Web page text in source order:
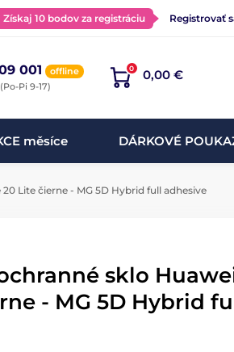
Získaj 10 bodov za registráciu Registrovať
001 offline
(Po-Pi 9-17)
0 0,00 €
měsíce DÁRKOVÉ
Lite čierne - MG 5D Hybrid full adhesive
sklo
- MG 5D Hybrid